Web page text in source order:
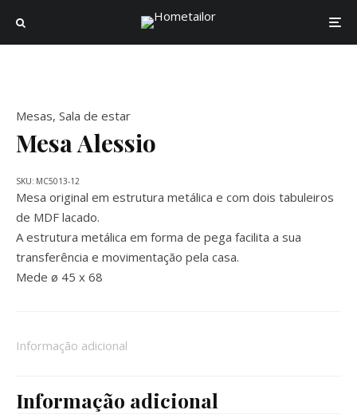
Mesas, Sala de estar
Mesa Alessio
Mesa original em estrutura metálica e com dois tabuleiros
de MDF lacado.
A estrutura metálica em forma de pega facilita a sua
transferência e movimentação pela casa.
Mede ø 45 x 68
SKU: MC5013-12
Informação adicional
Informação adicional